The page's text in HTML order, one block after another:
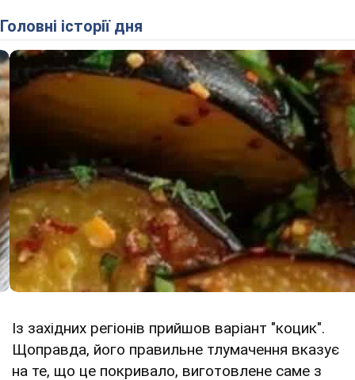
Головні історії дня
Із західних регіонів прийшов варіант "коцик".
Щоправда, його правильне тлумачення вказує
на те, що це покривало, виготовлене саме з